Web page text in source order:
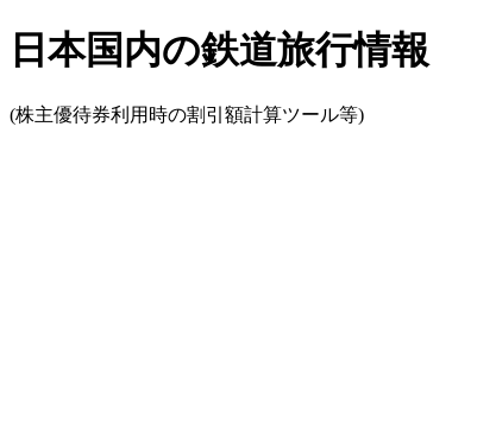
日本国内の鉄道旅行情報
(株主優待券利用時の割引額計算ツール等)